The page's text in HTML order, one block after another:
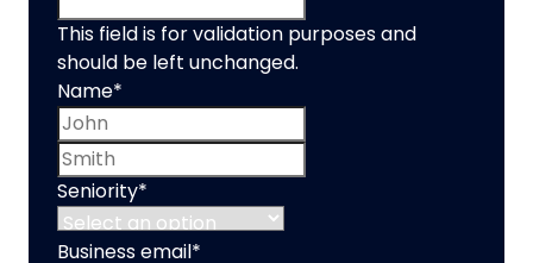
This field is for validation purposes and
should be left unchanged.
Name*
Seniority*
Business email *